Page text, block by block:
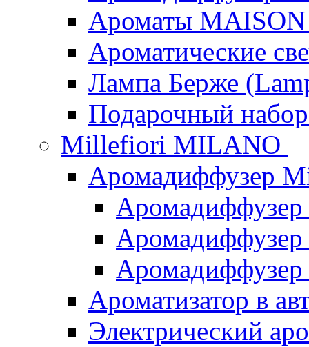
Ароматы
Ароматические
Лампа Берже
Подарочный
Millefiori MILANO
Аромадиффузер
Ароматизатор в
Электрический